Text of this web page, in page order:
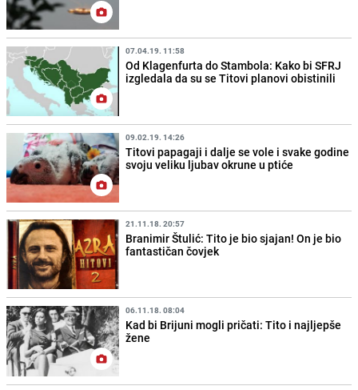
07.04.19. 11:58
Od Klagenfurta do Stambola: Kako bi SFRJ
izgledala da su se Titovi planovi obistinili
09.02.19. 14:26
Titovi papagaji i dalje se vole i svake godine
svoju veliku ljubav okrune u ptiće
21.11.18. 20:57
Branimir Štulić: Tito je bio sjajan! On je bio
fantastičan čovjek
06.11.18. 08:04
Kad bi Brijuni mogli pričati: Tito i najljepše
žene